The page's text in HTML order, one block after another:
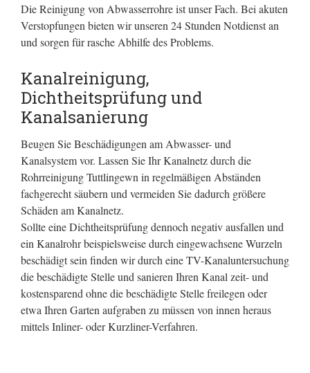
Die Reinigung von Abwasserrohre ist unser Fach. Bei akuten
Verstopfungen bieten wir unseren 24 Stunden Notdienst an
und sorgen für rasche Abhilfe des Problems.
Kanalreinigung,
Dichtheitsprüfung und
Kanalsanierung
Beugen Sie Beschädigungen am Abwasser- und
Kanalsystem vor. Lassen Sie Ihr Kanalnetz durch die
Rohrreinigung Tuttlingewn in regelmäßigen Abständen
fachgerecht säubern und vermeiden Sie dadurch größere
Schäden am Kanalnetz.
Sollte eine Dichtheitsprüfung dennoch negativ ausfallen und
ein Kanalrohr beispielsweise durch eingewachsene Wurzeln
beschädigt sein finden wir durch eine TV-Kanaluntersuchung
die beschädigte Stelle und sanieren Ihren Kanal zeit- und
kostensparend ohne die beschädigte Stelle freilegen oder
etwa Ihren Garten aufgraben zu müssen von innen heraus
mittels Inliner- oder Kurzliner-Verfahren.